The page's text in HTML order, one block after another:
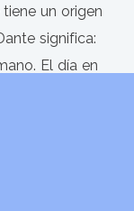
un origen
significa:
El día en